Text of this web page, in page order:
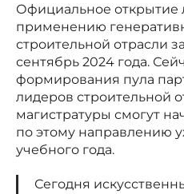
Официальное открытие
применению
строительной отрасли
сентябрь 2024 года.
формирования пула
лидеров строительной
магистратуры смогут
по этому направлению
учебного года.
Сегодня